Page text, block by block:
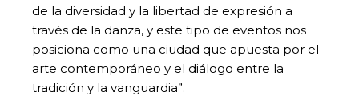
de la diversidad y la libertad de expresión a
través de la danza, y este tipo de eventos nos
posiciona como una ciudad que apuesta por el
arte contemporáneo y el diálogo entre la
tradición y la vanguardia”.